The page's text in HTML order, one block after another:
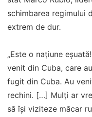
schimbarea regimului
extrem de dur.
„Este o naţiune
venit din Cuba, care
fugit din Cuba. Au
rechini. […] Mulţi ar
să îşi viziteze măcar